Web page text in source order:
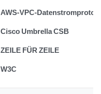
AWS-VPC-
Cisco Umbrella CSB
ZEILE FÜR ZEILE
W3C